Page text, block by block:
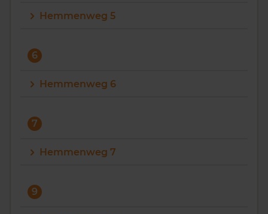
Hemmenweg 5
6
Hemmenweg 6
7
Hemmenweg 7
9